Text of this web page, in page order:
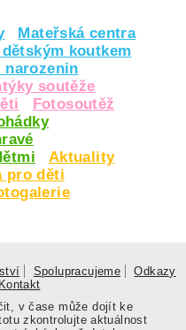
Mateřská centra
koutkem
narozenin
soutěže
Fotosoutěž
Aktuality
pro děti
Spolupracujeme
Odkazy
Kontakt
v čase může dojít ke
zkontrolujte aktuálnost